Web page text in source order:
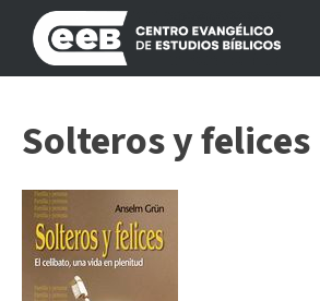
Solteros y felices